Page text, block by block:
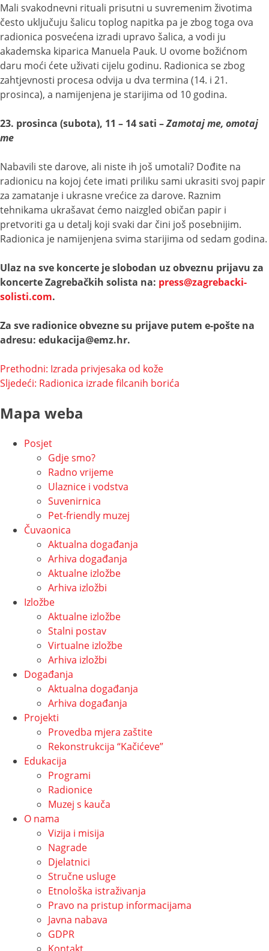
Mali svakodnevni rituali prisutni u suvremenim životima
često uključuju šalicu toplog napitka pa je zbog toga ova
radionica posvećena izradi upravo šalica, a vodi ju
akademska kiparica Manuela Pauk. U ovome božićnom
daru moći ćete uživati cijelu godinu. Radionica se zbog
zahtjevnosti procesa odvija u dva termina (14. i 21.
prosinca), a namijenjena je starijima od 10 godina.
23. prosinca (subota), 11 – 14 sati –Zamotaj me, omotaj
me
Nabavili ste darove, ali niste ih još umotali? Dođite na
radionicu na kojoj ćete imati priliku sami ukrasiti svoj papir
za zamatanje i ukrasne vrećice za darove. Raznim
tehnikama ukrašavat ćemo naizgled običan papir i
pretvoriti ga u detalj koji svaki dar čini još posebnijim.
Radionica je namijenjena svima starijima od sedam godina.
Ulaz na sve koncerte je slobodan uz obveznu prijavu za
koncerte Zagrebačkih solista na: press@zagrebacki-
solisti.com.
Za sve radionice obvezne su prijave putem e-pošte na
adresu: edukacija@emz.hr.
Navigacija
objava
Prethodni: Izrada privjesaka od kože
Sljedeći: Radionica izrade filcanih borića
Mapa weba
Posjet
Gdje smo?
Radno vrijeme
Ulaznice i vodstva
Suvenirnica
Pet-friendly muzej
Čuvaonica
Aktualna događanja
Arhiva događanja
Aktualne izložbe
Arhiva izložbi
Izložbe
Aktualne izložbe
Stalni postav
Virtualne izložbe
Arhiva izložbi
Događanja
Aktualna događanja
Arhiva događanja
Projekti
Provedba mjera zaštite
Rekonstrukcija “Kačićeve”
Edukacija
Programi
Radionice
Muzej s kauča
O nama
Vizija i misija
Nagrade
Djelatnici
Stručne usluge
Etnološka istraživanja
Pravo na pristup informacijama
Javna nabava
GDPR
Kontakt